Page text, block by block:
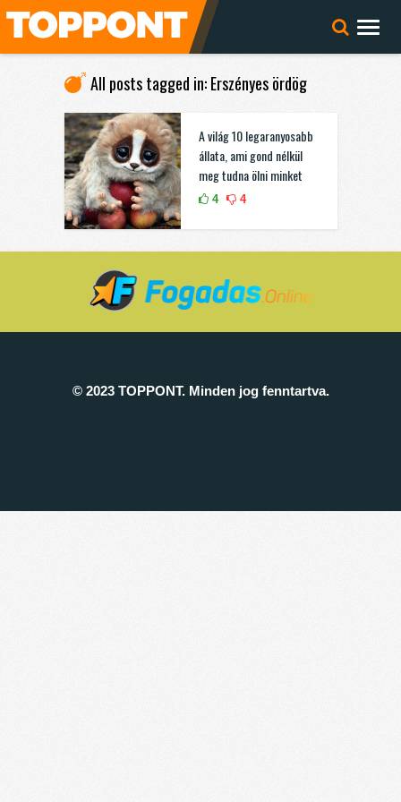
All posts tagged in: Erszényes ördög
A világ 10 legaranyosabb
állata, ami gond nélkül
meg tudna ölni minket
4 4
© 2023 TOPPONT. Minden jog fenntartva.